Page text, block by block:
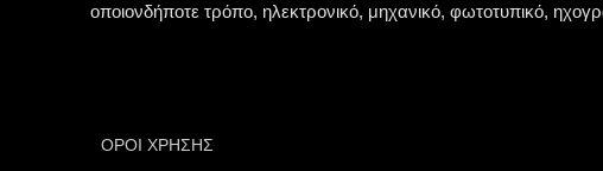
οποιονδήποτε τρόπο, ηλεκτρονικό, μηχανικό, φωτοτυπικό,
ΟΡΟΙ ΧΡΗΣΗΣ